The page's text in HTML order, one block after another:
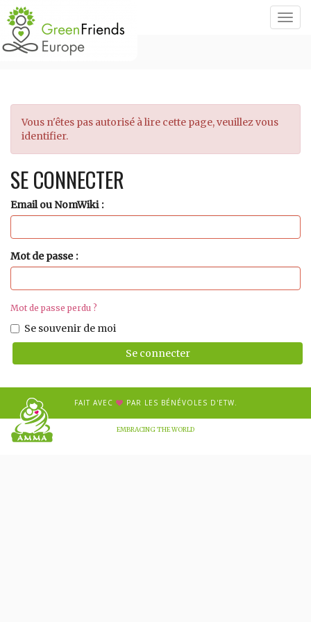
Vous n'êtes pas autorisé à lire cette page, veuillez vous
identifier.
SE CONNECTER
Email ou NomWiki
Mot de passe
Mot de passe perdu ?
Se souvenir de moi
Se connecter
FAIT AVEC PAR LES BÉNÉVOLES D'ETW.
EMBRACING THE WORLD